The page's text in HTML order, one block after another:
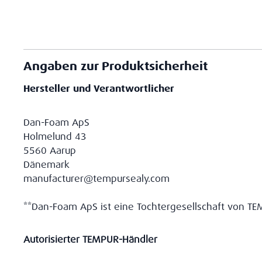
Angaben zur Produktsicherheit
Hersteller und Verantwortlicher
Dan-Foam ApS
Holmelund 43
5560 Aarup
Dänemark
manufacturer@tempursealy.com
**Dan-Foam ApS ist eine Tochtergesellschaft von
Autorisierter TEMPUR-Händler